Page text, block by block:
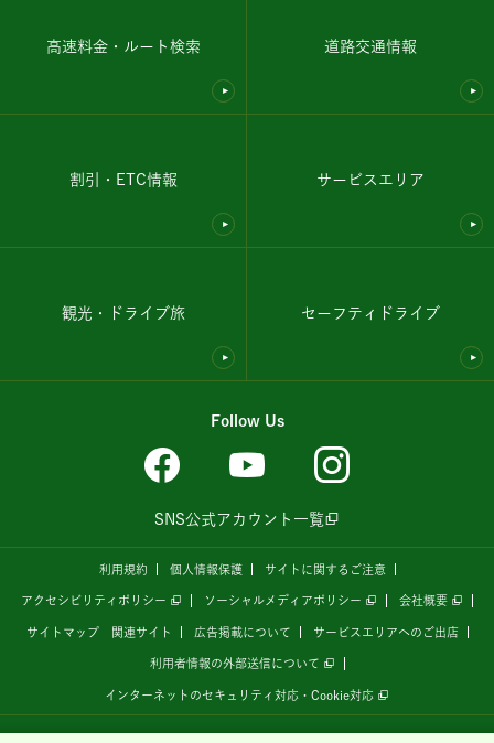
高速料金・ルート検索 道路交通情報
割引・ETC情報 サービスエリア
観光・ドライブ旅 セーフティドライブ
Follow Us
SNS公式アカウント一覧
利用規約 個人情報保護 サイトに関するご注意
アクセシビリティポリシー ソーシャルメディアポリシー 会社概要
サイトマップ 関連サイト 広告掲載について サービスエリアへのご出店
利用者情報の外部送信について
インターネットのセキュリティ対応・Cookie対応